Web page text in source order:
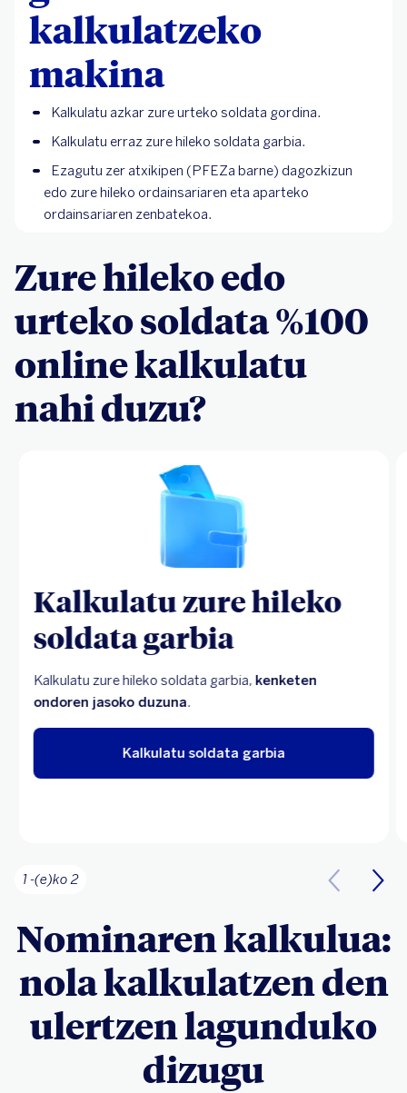
kalkulatzeko
makina
Kalkulatu azkar zure urteko soldata gordina.
Kalkulatu erraz zure hileko soldata garbia.
Ezagutu zer atxikipen (PFEZa barne) dagozkizun
edo zure hileko ordainsariaren eta aparteko
ordainsariaren zenbatekoa.
Zure hileko edo
urteko soldata %100
online kalkulatu
nahi duzu?
Kalkulatu zure hileko
soldata garbia
Kalkulatu zure hileko soldata garbia, kenketen
ondoren jasoko duzuna.
Kalkulatu soldata garbia
1 -(e)ko 2
Nominaren kalkulua:
nola kalkulatzen den
ulertzen lagunduko
dizugu